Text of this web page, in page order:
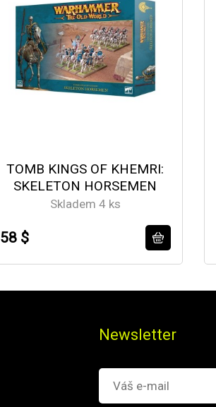
TOMB KINGS OF KHEMRI:
SKELETON HORSEMEN
Skladem 4 ks
58 $
Newsletter